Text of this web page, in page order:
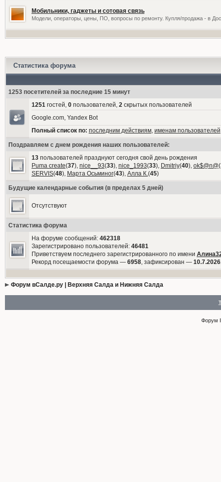
Мобильники, гаджеты и сотовая связь
Модели, операторы, цены, ПО, вопросы по ремонту. Купля/продажа - в
Статистика форума
1253 посетителей за последние 15 минут
1251гостей, 0пользователей, 2скрытых пользователей
Google.com, Yandex Bot
Полный список по: последним действиям, именам пользователей
Поздравляем с днем рождения наших пользователей:
13пользователей празднуют сегодня свой день рождения
Puma create(37), nice__93(33), nice_1993(33), Dmitriy(40), ok$@n@(
SERVIS(48), Марта Осьминог(43), Алла К.(45)
Будущие календарные события (в пределах 5 дней)
Отсутствуют
Статистика форума
На форуме сообщений: 462318
Зарегистрировано пользователей: 46481
Приветствуем последнего зарегистрированного по имени
Рекорд посещаемости форума — 6958, зафиксирован —
Форум вСалде.ру | Верхняя Салда и Нижняя Салда
Форум